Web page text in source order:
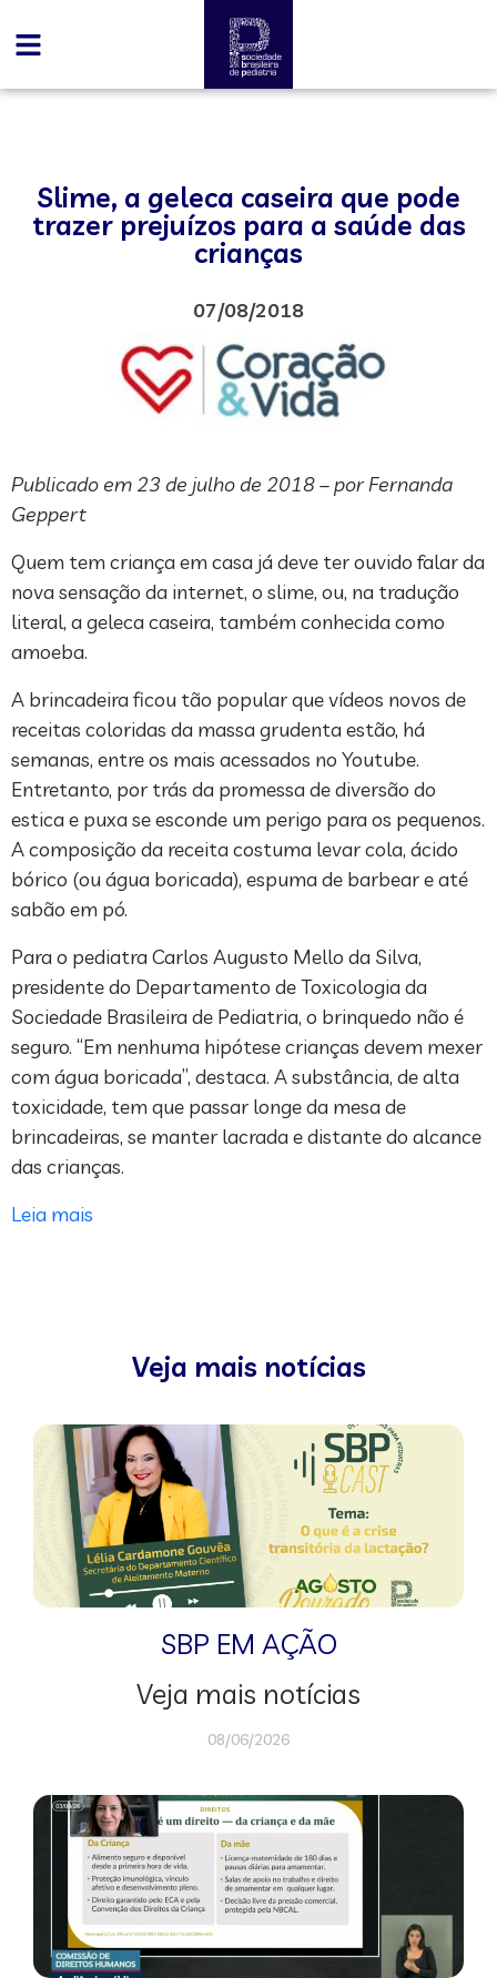
Slime, a geleca caseira que pode
trazer prejuízos para a saúde das
crianças
07/08/2018
Publicado em 23 de julho de 2018 – por Fernanda
Geppert
Quem tem criança em casa já deve ter ouvido falar da
nova sensação da internet, o slime, ou, na tradução
literal, a geleca caseira, também conhecida como
amoeba.
A brincadeira ficou tão popular que vídeos novos de
receitas coloridas da massa grudenta estão, há
semanas, entre os mais acessados no Youtube.
Entretanto, por trás da promessa de diversão do
estica e puxa se esconde um perigo para os pequenos.
A composição da receita costuma levar cola, ácido
bórico (ou água boricada), espuma de barbear e até
sabão em pó.
Para o pediatra Carlos Augusto Mello da Silva,
presidente do Departamento de Toxicologia da
Sociedade Brasileira de Pediatria, o brinquedo não é
seguro. “Em nenhuma hipótese crianças devem mexer
com água boricada”, destaca. A substância, de alta
toxicidade, tem que passar longe da mesa de
brincadeiras, se manter lacrada e distante do alcance
das crianças.
Leia mais
Veja mais notícias
SBP EM AÇÃO
Veja mais notícias
08/06/2026